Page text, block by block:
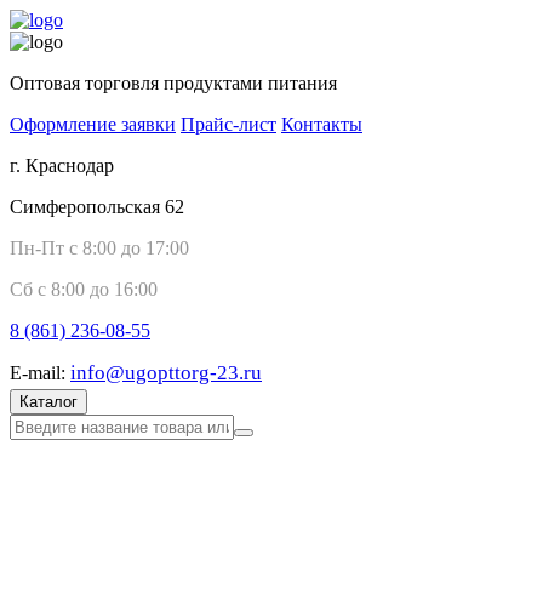
Оптовая торговля продуктами питания
Оформление заявки Прайс-лист Контакты
г. Краснодар
Симферопольская 62
Пн-Пт с 8:00 до 17:00
Сб с 8:00 до 16:00
8 (861) 236-08-55
E-mail: info@ugopttorg-23.ru
Каталог